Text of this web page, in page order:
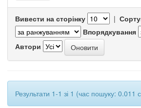
Вивести на сторінку |
Впорядкування
Автори
Результати 1-1 зі 1 (час пошуку: 0.011